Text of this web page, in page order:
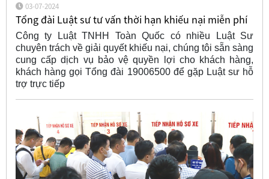
03-07-2024
Tổng đài Luật sư tư vấn thời hạn khiếu nại miễn phí
Công ty Luật TNHH Toàn Quốc có nhiều Luật Sư
chuyên trách về giải quyết khiếu nại, chúng tôi sẵn sàng
cung cấp dịch vụ bảo vệ quyền lợi cho khách hàng,
khách hàng gọi Tổng đài 19006500 để gặp Luật sư hỗ
trợ trực tiếp